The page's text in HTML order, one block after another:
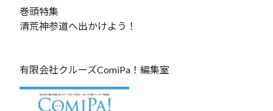
巻頭特集
清荒神参道へ出かけよう！
有限会社クルーズComiPa！編集室